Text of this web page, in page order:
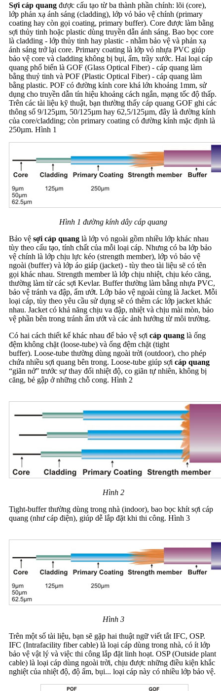
Sợi cáp quang được cấu tạo từ ba thành phần chính: lõi (core),
lớp phản xạ ánh sáng (cladding), lớp vỏ bảo vệ chính (primary
coating hay còn gọi coating, primary buffer). Core được làm bằng
sợi thủy tinh hoặc plastic dùng truyền dẫn ánh sáng. Bao bọc core
là cladding - lớp thủy tinh hay plastic - nhằm bảo vệ và phản xạ
ánh sáng trở lại core. Primary coating là lớp vỏ nhựa PVC giúp
bảo vệ core và cladding không bị bụi, ẩm, trầy xước. Hai loại cáp
quang phổ biến là GOF (Glass Optical Fiber) - cáp quang làm
bằng thuỷ tinh và POF (Plastic Optical Fiber) - cáp quang làm
bằng plastic. POF có đường kính core khá lớn khoảng 1mm, sử
dụng cho truyền dẫn tín hiệu khoảng cách ngắn, mạng tốc độ thấp.
Trên các tài liệu kỹ thuật, bạn thường thấy cáp quang GOF ghi các
thông số 9/125µm, 50/125µm hay 62,5/125µm, đây là đường kính
của core/cladding; còn primary coating có đường kính mặc định là
250µm. Hình 1
Hình 1 đường kính dây cáp quang
Bảo vệ sợi cáp quang là lớp vỏ ngoài gồm nhiều lớp khác nhau
tùy theo cấu tạo, tính chất của mỗi loại cáp. Nhưng có ba lớp bảo
vệ chính là lớp chịu lực kéo (strength member), lớp vỏ bảo vệ
ngoài (buffer) và lớp áo giáp (jacket) - tùy theo tài liệu sẽ có tên
gọi khác nhau. Strength member là lớp chịu nhiệt, chịu kéo căng,
thường làm từ các sợi Kevlar. Buffer thường làm bằng nhựa PVC,
bảo vệ tránh va đập, ẩm ướt. Lớp bảo vệ ngoài cùng là Jacket. Mỗi
loại cáp, tùy theo yêu cầu sử dụng sẽ có thêm các lớp jacket khác
nhau. Jacket có khả năng chịu va đập, nhiệt và chịu mài mòn, bảo
vệ phần bên trong tránh ẩm ướt và các ảnh hưởng từ môi trường.
Có hai cách thiết kế khác nhau để bảo vệ sợi cáp quang là ống
đệm không chặt (loose-tube) và ống đệm chặt (tight
buffer). Loose-tube thường dùng ngoài trời (outdoor), cho phép
chứa nhiều sợi quang bên trong. Loose-tube giúp sợi cáp quang
“giãn nở” trước sự thay đổi nhiệt độ, co giãn tự nhiên, không bị
căng, bẻ gập ở những chỗ cong. Hình 2
Hình 2
Tight-buffer thường dùng trong nhà (indoor), bao bọc khít sợi cáp
quang (như cáp điện), giúp dễ lắp đặt khi thi công. Hình 3
Hình 3
Trên một số tài liệu, bạn sẽ gặp hai thuật ngữ viết tắt IFC, OSP.
IFC (Intrafacility fiber cable) là loại cáp dùng trong nhà, có ít lớp
bảo vệ vật lý và việc thi công lắp đặt linh hoạt. OSP (Outside plant
cable) là loại cáp dùng ngoài trời, chịu được những điều kiện khắc
nghiệt của nhiệt độ, độ ẩm, bụi... loại cáp này có nhiều lớp bảo vệ.